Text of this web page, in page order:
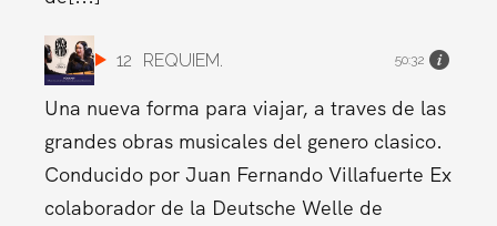
12 REQUIEM. 50:32
Una nueva forma para viajar, a traves de las
grandes obras musicales del genero clasico.
Conducido por Juan Fernando Villafuerte Ex
colaborador de la Deutsche Welle de